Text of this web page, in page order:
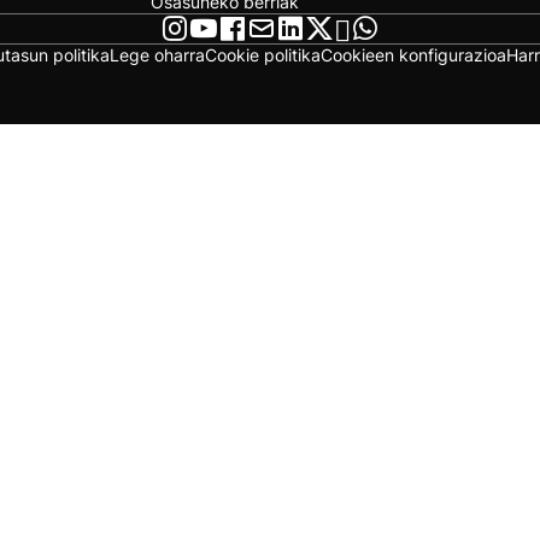
politikaLege oharraCookie politikaCookieen konfigurazioa